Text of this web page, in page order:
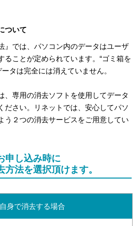
ついて
』では、パソコン内のデータはユーザ
ることが定められています。“ゴミ箱を
タは完全には消えていません。
、専用の消去ソフトを使用してデータ
ださい。リネットでは、安心してパソ
う２つの消去サービスをご用意してい
申し込み時に
方法を選択頂けます。
身で消去する場合